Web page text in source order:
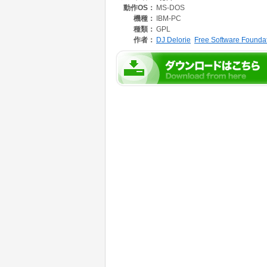
動作OS： MS-DOS
機種：
IBM-PC
種類： GPL
作者： DJ Delorie Free Software